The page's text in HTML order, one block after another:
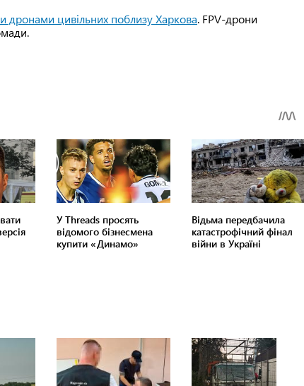
дронами цивільних поблизу Харкова. FPV-дрони